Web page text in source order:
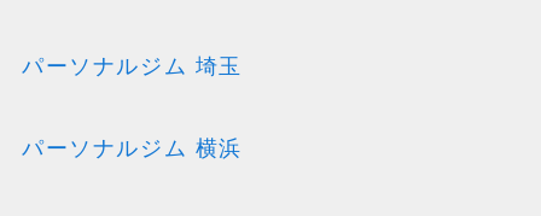
パーソナルジム 埼玉
パーソナルジム 横浜